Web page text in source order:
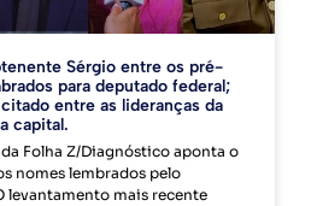
Sérgio entre os pré-
para deputado federal;
entre as lideranças da
capital.
Folha Z/Diagnóstico aponta o
nomes lembrados pelo
levantamento mais recente